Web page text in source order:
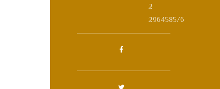
2
2964585/6